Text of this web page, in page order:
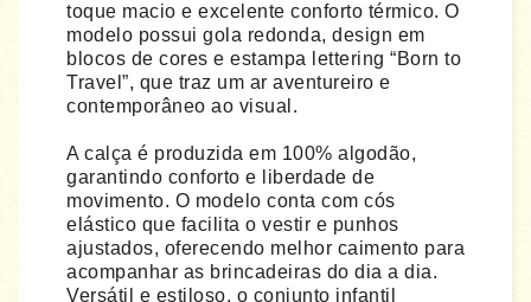
toque macio e excelente conforto térmico. O
modelo possui gola redonda, design em
blocos de cores e estampa lettering “Born to
Travel”, que traz um ar aventureiro e
contemporâneo ao visual.
A calça é produzida em 100% algodão,
garantindo conforto e liberdade de
movimento. O modelo conta com cós
elástico que facilita o vestir e punhos
ajustados, oferecendo melhor caimento para
acompanhar as brincadeiras do dia a dia.
Versátil e estiloso, o conjunto infantil